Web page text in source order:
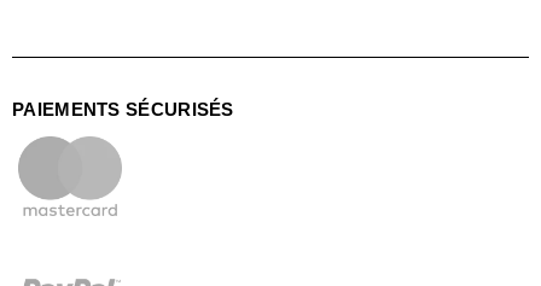
PAIEMENTS SÉCURISÉS